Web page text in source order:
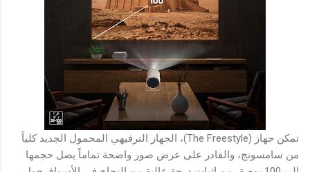
تمكن جهاز (The Freestyle)، الجهاز الترفيهي المحمول الجديد كلياً
من سامسونج، والقادر على عرض صور واضحة تماماً يصل حجمها